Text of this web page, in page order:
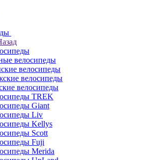
велосипеды
велосипеды
велосипеды
велосипеды
TREK
Giant
Liv
Kellys
Scott
Fuji
Merida